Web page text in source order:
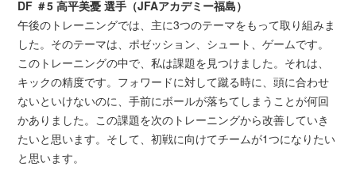
DF ＃5 高平美憂 選手（JFAアカデミー福島）
午後のトレーニングでは、主に3つのテーマをもって取り組みま
した。そのテーマは、ポゼッション、シュート、ゲームです。
このトレーニングの中で、私は課題を見つけました。それは、
キックの精度です。フォワードに対して蹴る時に、頭に合わせ
ないといけないのに、手前にボールが落ちてしまうことが何回
かありました。この課題を次のトレーニングから改善していき
たいと思います。そして、初戦に向けてチームが1つになりたい
と思います。